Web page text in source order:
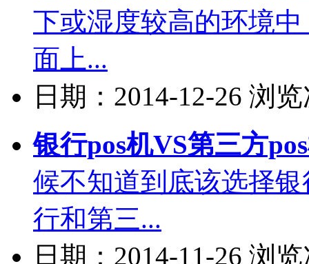
下或湿度较高的环境
面上...
日期：2014-12-26 浏
银行pos机VS第三方
候不知道到底该选择
行和第三...
日期：2014-11-26 浏